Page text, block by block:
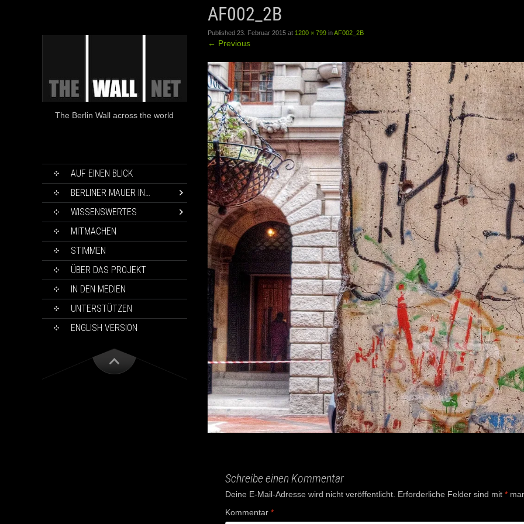
The Berlin Wall across the world
SKIP
CONTENT
AUF EINEN BLICK
BERLINER MAUER IN…
WISSENSWERTES
MITMACHEN
STIMMEN
ÜBER DAS PROJEKT
IN DEN MEDIEN
UNTERSTÜTZEN
ENGLISH VERSION
AF002_2B
Published 23. Februar 2015at 1200 × 799inAF002_2B
← Previous
Schreibe einen Kommentar
Deine E-Mail-Adresse wird nicht veröffentlicht. Erforderliche Felder sind mit *
Kommentar *